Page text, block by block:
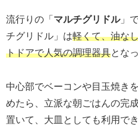
流行りの「 マルチグリドル」
チグリドル」は軽くて、油な
トドアで人気の調理器具とな
中心部でベーコンや目玉焼き
めたら、立派な朝ごはんの完
置いて、大皿としても利用でき